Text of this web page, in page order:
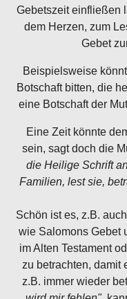
Gebetszeit einfließen
dem Herzen, zum
Gebet
Beispielsweise
Botschaft bitten, die
eine Botschaft der
Eine Zeit könnte
sein, sagt doch die
die Heilige Schrift
Familien, lest sie,
Schön ist es, z.B.
wie Salomons Gebet
im Alten Testament
zu betrachten, damit
z.B. immer wieder